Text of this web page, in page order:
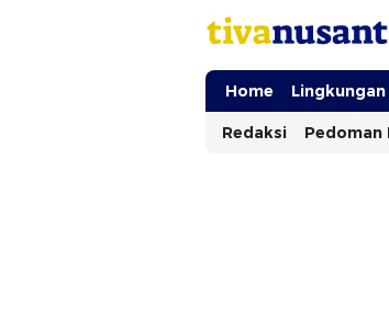
tivanusantara.com
Berita Nusantara
Home Lingkungan
Redaksi Pedoman